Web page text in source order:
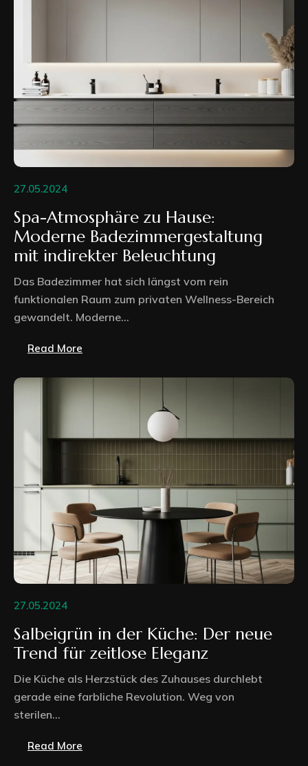
27.05.2024
Spa-Atmosphäre zu Hause:
Moderne Badezimmergestaltung
mit indirekter Beleuchtung
Das Badezimmer hat sich längst vom rein
funktionalen Raum zum privaten Wellness-Bereich
gewandelt. Moderne...
Read More
27.05.2024
Salbeigrün in der Küche: Der neue
Trend für zeitlose Eleganz
Die Küche als Herzstück des Zuhauses durchlebt
gerade eine farbliche Revolution. Weg von
sterilen...
Read More